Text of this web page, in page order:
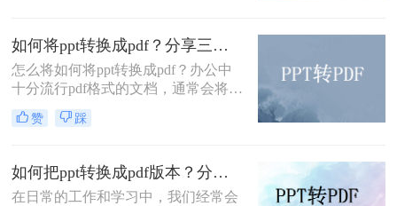
传递信息。本文将详细介绍PPT如何
转换成PDF文档，为您呈现一篇详尽
的操作指南。
如何将ppt转换成pdf？分享三种方法，1分钟轻松解决！
怎么将如何将ppt转换成pdf？办公中
十分流行pdf格式的文档，通常会将一
些制作好的其他格式文档转换成pdf的
格式，其中就有ppt，只要还是因为
人修改你的文档，那么转成pdf是个不
错的方法，那么如何ppt转pdf呢？
赞 踩
如何把ppt转换成pdf版本？分享四个高效转换方法！
在日常的工作和学习中，我们经常会